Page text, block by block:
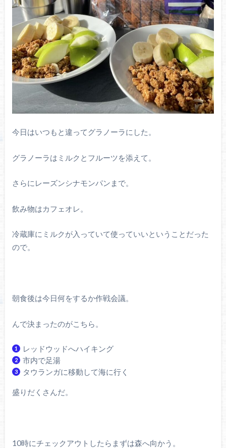
今日はいつもと違ってグラノーラにした。
グラノーラはミルクとフルーツを添えて。
さらにレーズンシナモンパンまで。
飲み物はカフェオレ。
冷蔵庫にミルクが入っていて使っていいということだった
ので。
朝食後は今日何をするか作戦会議。
んで決まったのがこちら。
レッドウッドへハイキング
市内で足湯
タウランガに移動して海に行く
盛りだくさんだ。
10時にチェックアウトしたらまずは森へ向かう。